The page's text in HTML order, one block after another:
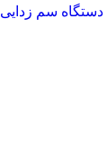
دستگاه سم زدایی